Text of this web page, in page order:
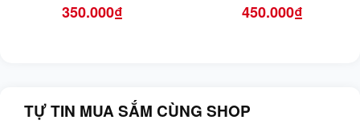
350.000₫ 450.000₫
TỰ TIN MUA SẮM CÙNG SHOP